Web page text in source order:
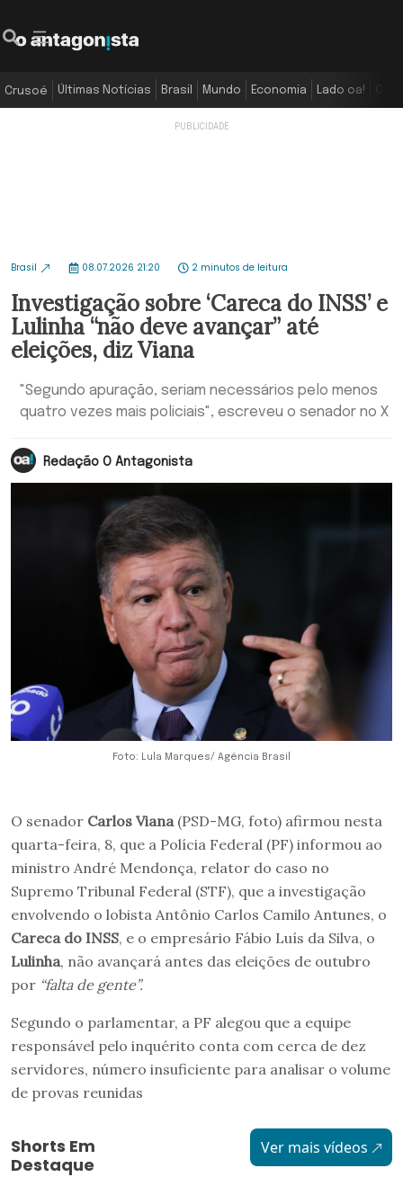
Crusoé Últimas Notícias Brasil Mundo Economia Lado oa!
Brasil 08.07.2026 21:20 2 minutos de leitura
Investigação sobre ‘Careca do INSS’ e
Lulinha “não deve avançar” até
eleições, diz Viana
"Segundo apuração, seriam necessários pelo menos
quatro vezes mais policiais", escreveu o senador no X
Redação O Antagonista
Foto: Lula Marques/ Agência Brasil
O senador Carlos Viana (PSD-MG, foto) afirmou nesta
quarta-feira, 8, que a Polícia Federal (PF) informou ao
ministro André Mendonça, relator do caso no
Supremo Tribunal Federal (STF), que a investigação
envolvendo o lobista Antônio Carlos Camilo Antunes, o
Careca do INSS, e o empresário Fábio Luís da Silva, o
Lulinha, não avançará antes das eleições de outubro
por “falta de gente”.
Segundo o parlamentar, a PF alegou que a equipe
responsável pelo inquérito conta com cerca de dez
servidores, número insuficiente para analisar o volume
de provas reunidas
Shorts Em
Destaque
Ver mais vídeos